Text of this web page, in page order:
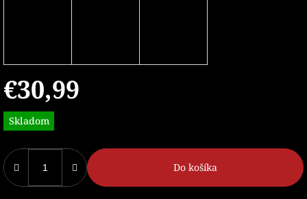
€30,99
Jednotková
cena:
Skladom
Do košíka